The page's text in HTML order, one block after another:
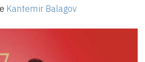
Kantemir Balagov